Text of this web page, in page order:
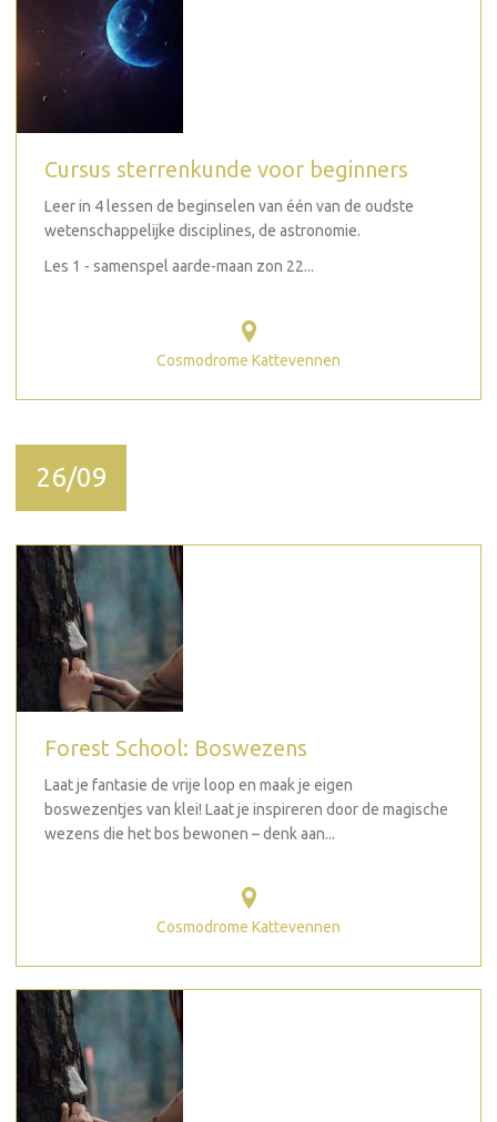
Cursus sterrenkunde voor beginners
Leer in 4 lessen de beginselen van één van de oudste
wetenschappelijke disciplines, de astronomie.
Les 1 - samenspel aarde-maan zon 22...
Cosmodrome Kattevennen
26/09
Forest School: Boswezens
Laat je fantasie de vrije loop en maak je eigen
boswezentjes van klei! Laat je inspireren door de magische
wezens die het bos bewonen – denk aan...
Cosmodrome Kattevennen